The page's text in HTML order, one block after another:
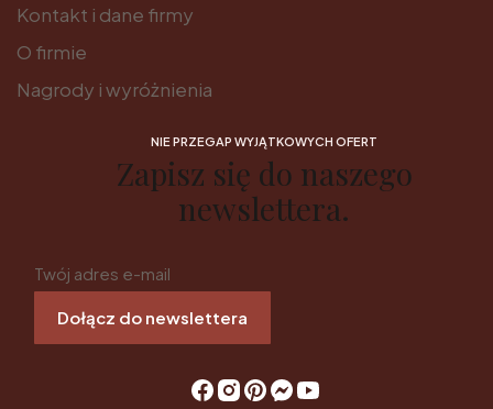
Kontakt i dane firmy
O firmie
Nagrody i wyróżnienia
NIE PRZEGAP WYJĄTKOWYCH OFERT
Zapisz się do naszego
newslettera.
Twój adres e-mail
Dołącz do newslettera